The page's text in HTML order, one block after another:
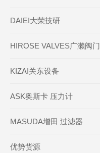
DAIEI大荣技研
HIROSE VALVES广濑阀门
KIZAI关东设备
ASK奥斯卡 压力计
MASUDA增田 过滤器
优势货源